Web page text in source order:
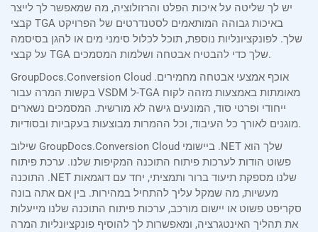
יש לך שליטה על איכות הפלט והרזולוציה, מה שמאפשר לך לייצר
קבצי TGA באיכות גבוהה המותאמים לסטנדרטים של הפרויקט
שלך. לפונקציונליות נוספת, תוכל לכלול סימני מים או להגן בסיסמה
על קבצי TGA שלך כדי להבטיח אבטחה ושלמות המסמכים.
GroupDocs.Conversion Cloud אוכף אמצעי אבטחה מחמירים.
בקשות המרה עבור VSDM ל-TGA מאומתות באמצעות מזהה לקוח
ייחודי ופרטי סוד, המונעים גישה לא מורשית. המסמכים נשארים
מוגנים לאורך כל העיבוד, וכל ההמרות מבוצעות בעקביות ובסודיות.
שילוב GroupDocs.Conversion Cloud ביישומי .NET שלך הוא
פשוט הודות לערכות פיתוח התוכנה המקיפות שלנו. ערכת פיתוח
התוכנה .NET שלנו מספקת תיעוד ברור ותמציתי, יחד עם דוגמאות
מעשיות, מה שמקל עליך להתחיל במהירות. בין אם אתה בונה
סקריפט פשוט או יישום מורכב, ערכות פיתוח התוכנה שלנו מייעלות
את תהליך האינטגרציה, ומאפשרות לך להוסיף פונקציונליות המרה